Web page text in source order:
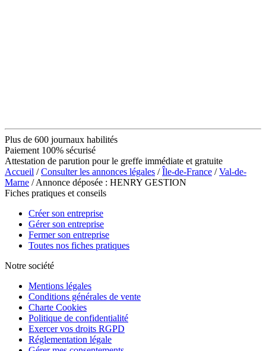
Plus de 600 journaux habilités
Paiement 100% sécurisé
Attestation de parution pour le greffe immédiate et gratuite
Accueil /Consulter les annonces légales /Île-de-France /Val-de-
Marne / Annonce déposée : HENRY GESTION
Fiches pratiques et conseils
Créer son entreprise
Gérer son entreprise
Fermer son entreprise
Toutes nos fiches pratiques
Notre société
Mentions légales
Conditions générales de vente
Charte Cookies
Politique de confidentialité
Exercer vos droits RGPD
Réglementation légale